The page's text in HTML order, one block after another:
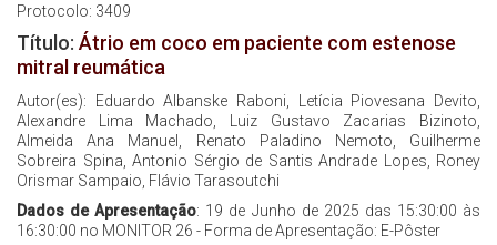
Protocolo: 3409
Título: Átrio em coco em paciente com estenose
mitral reumática
Autor(es): Eduardo Albanske Raboni, Letícia Piovesana Devito,
Alexandre Lima Machado, Luiz Gustavo Zacarias Bizinoto,
Almeida Ana Manuel, Renato Paladino Nemoto, Guilherme
Sobreira Spina, Antonio Sérgio de Santis Andrade Lopes, Roney
Orismar Sampaio, Flávio Tarasoutchi
Dados de Apresentação: 19 de Junho de 2025 das 15:30:00 às
16:30:00 no MONITOR 26 - Forma de Apresentação: E-Pôster